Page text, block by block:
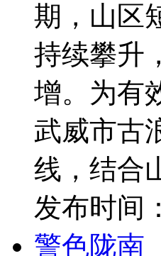
期，山区
持续攀升
增。为有
武威市古
线，结合
发布时间：
警色陇南